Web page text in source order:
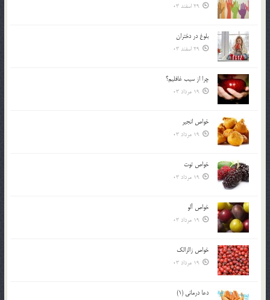
29 اسفند 03
بلوغ در دختران
29 اسفند 03
چرا از سيب غافليم؟
19 مرداد 03
خواص انجير
19 مرداد 03
خواص توت
19 مرداد 03
خواص آلو
19 مرداد 03
خواص زالزالک
19 مرداد 03
دعا درمانی (1)